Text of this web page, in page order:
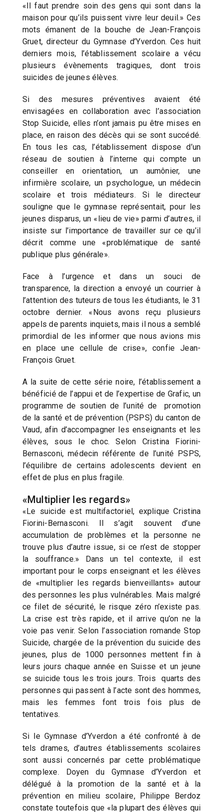
«Il faut prendre soin des gens qui sont dans la
maison pour qu’ils puissent vivre leur deuil.» Ces
mots émanent de la bouche de Jean-François
Gruet, directeur du Gymnase d’Yverdon. Ces huit
derniers mois, l’établissement scolaire a vécu
plusieurs évènements tragiques, dont trois
suicides de jeunes élèves.
Si des mesures préventives avaient été
envisagées en collaboration avec l’association
Stop Suicide, elles n’ont jamais pu être mises en
place, en raison des décès qui se sont succédé.
En tous les cas, l’établissement dispose d’un
réseau de soutien à l’interne qui compte un
conseiller en orientation, un aumônier, une
infirmière scolaire, un psychologue, un médecin
scolaire et trois médiateurs. Si le directeur
souligne que le gymnase représentait, pour les
jeunes disparus, un «lieu de vie» parmi d’autres, il
insiste sur l’importance de travailler sur ce qu’il
décrit comme une «problématique de santé
publique plus générale».
Face à l’urgence et dans un souci de
transparence, la direction a envoyé un courrier à
l’attention des tuteurs de tous les étudiants, le 31
octobre dernier. «Nous avons reçu plusieurs
appels de parents inquiets, mais il nous a semblé
primordial de les informer que nous avions mis
en place une cellule de crise», confie Jean-
François Gruet.
A la suite de cette série noire, l’établissement a
bénéficié de l’appui et de l’expertise de Grafic, un
programme de soutien de l’unité de promotion
de la santé et de prévention (PSPS) du canton de
Vaud, afin d’accompagner les enseignants et les
élèves, sous le choc. Selon Cristina Fiorini-
Bernasconi, médecin référente de l’unité PSPS,
l’équilibre de certains adolescents devient en
effet de plus en plus fragile.
«Multiplier les regards»
«Le suicide est multifactoriel, explique Cristina
Fiorini-Bernasconi. Il s’agit souvent d’une
accumulation de problèmes et la personne ne
trouve plus d’autre issue, si ce n’est de stopper
la souffrance.» Dans un tel contexte, il est
important pour le corps enseignant et les élèves
de «multiplier les regards bienveillants» autour
des personnes les plus vulnérables. Mais malgré
ce filet de sécurité, le risque zéro n’existe pas.
La crise est très rapide, et il arrive qu’on ne la
voie pas venir. Selon l’association romande Stop
Suicide, chargée de la prévention du suicide des
jeunes, plus de 1000 personnes mettent fin à
leurs jours chaque année en Suisse et un jeune
se suicide tous les trois jours. Trois quarts des
personnes qui passent à l’acte sont des hommes,
mais les femmes font trois fois plus de
tentatives.
Si le Gymnase d’Yverdon a été confronté à de
tels drames, d’autres établissements scolaires
sont aussi concernés par cette problématique
complexe. Doyen du Gymnase d’Yverdon et
délégué à la promotion de la santé et à la
prévention en milieu scolaire, Philippe Berdoz
constate toutefois que «la plupart des élèves qui